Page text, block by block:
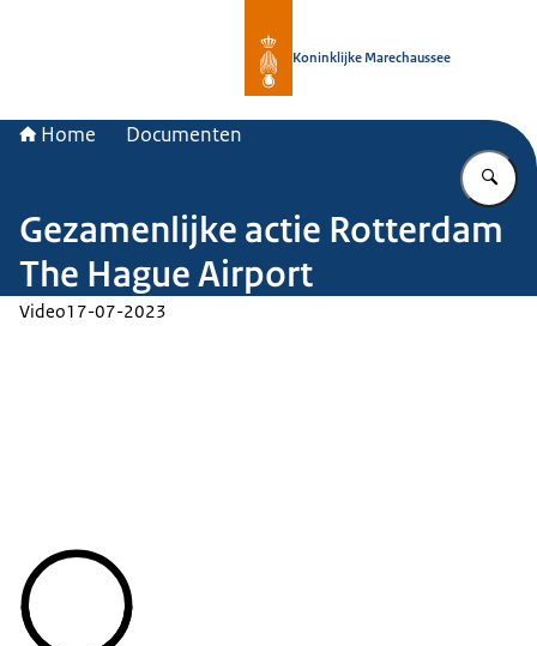
Koninklijke Marechaussee
Home Documenten
Gezamenlijke actie Rotterdam
The Hague Airport
Video17-07-2023